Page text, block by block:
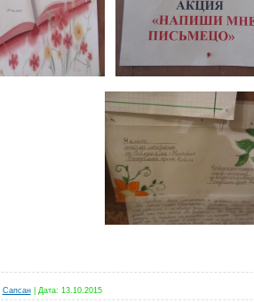
Сапсан Дата: 13.10.2015